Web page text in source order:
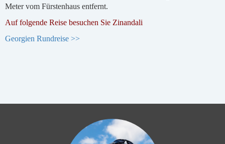
Meter vom Fürstenhaus entfernt.
Auf folgende Reise besuchen Sie Zinandali
Georgien Rundreise >>